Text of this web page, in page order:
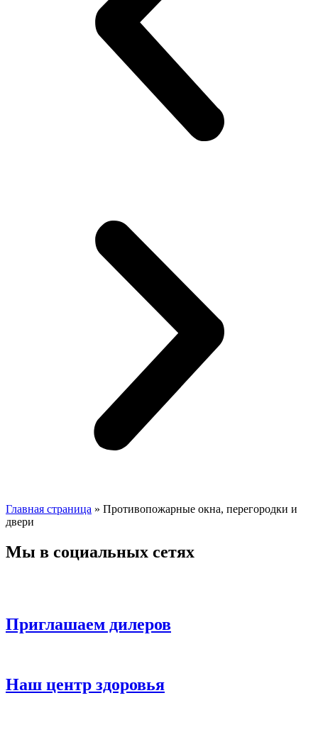
Главная страница » Противопожарные окна, перегородки и
двери
Мы в социальных сетях
Приглашаем дилеров
Наш центр здоровья